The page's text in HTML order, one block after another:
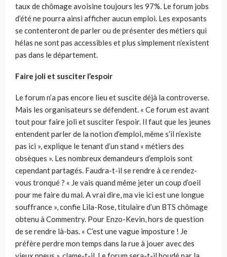
taux de chômage avoisine toujours les 97%. Le forum jobs
d’été ne pourra ainsi afficher aucun emploi. Les exposants
se contenteront de parler ou de présenter des métiers qui
hélas ne sont pas accessibles et plus simplement n’existent
pas dans le département.
Faire joli et susciter l’espoir
Le forum n’a pas encore lieu et suscite déjà la controverse.
Mais les organisateurs se défendent. « Ce forum est avant
tout pour faire joli et susciter l’espoir. Il faut que les jeunes
entendent parler de la notion d’emploi, même s’il n’existe
pas ici », explique le tenant d’un stand « métiers des
obsèques ». Les nombreux demandeurs d’emplois sont
cependant partagés. Faudra-t-il se rendre à ce rendez-
vous tronqué ? « Je vais quand même jeter un coup d’oeil
pour me faire du mal. A vrai dire, ma vie ici est une longue
souffrance », confie Lila-Rose, titulaire d’un BTS chômage
obtenu à Commentry. Pour Enzo-Kevin, hors de question
de se rendre là-bas. « C’est une vague imposture ! Je
préfère perdre mon temps dans la rue à jouer avec des